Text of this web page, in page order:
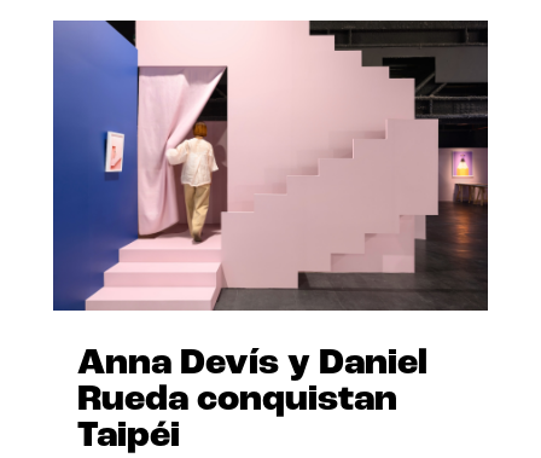
Anna Devís y Daniel
Rueda conquistan
Taipéi